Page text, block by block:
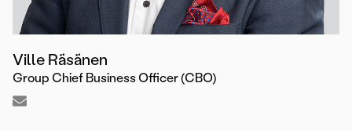
Ville Räsänen
Group Chief Business Officer (CBO)